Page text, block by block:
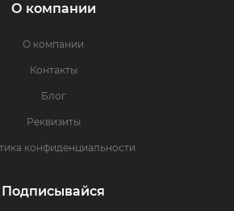
О компании
О компании
Контакты
Блог
Реквизиты
конфиденциальности
Подписывайся